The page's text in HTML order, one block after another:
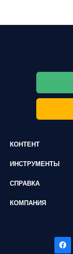
КОНТЕНТ
ИНСТРУМЕНТЫ
СПРАВКА
КОМПАНИЯ